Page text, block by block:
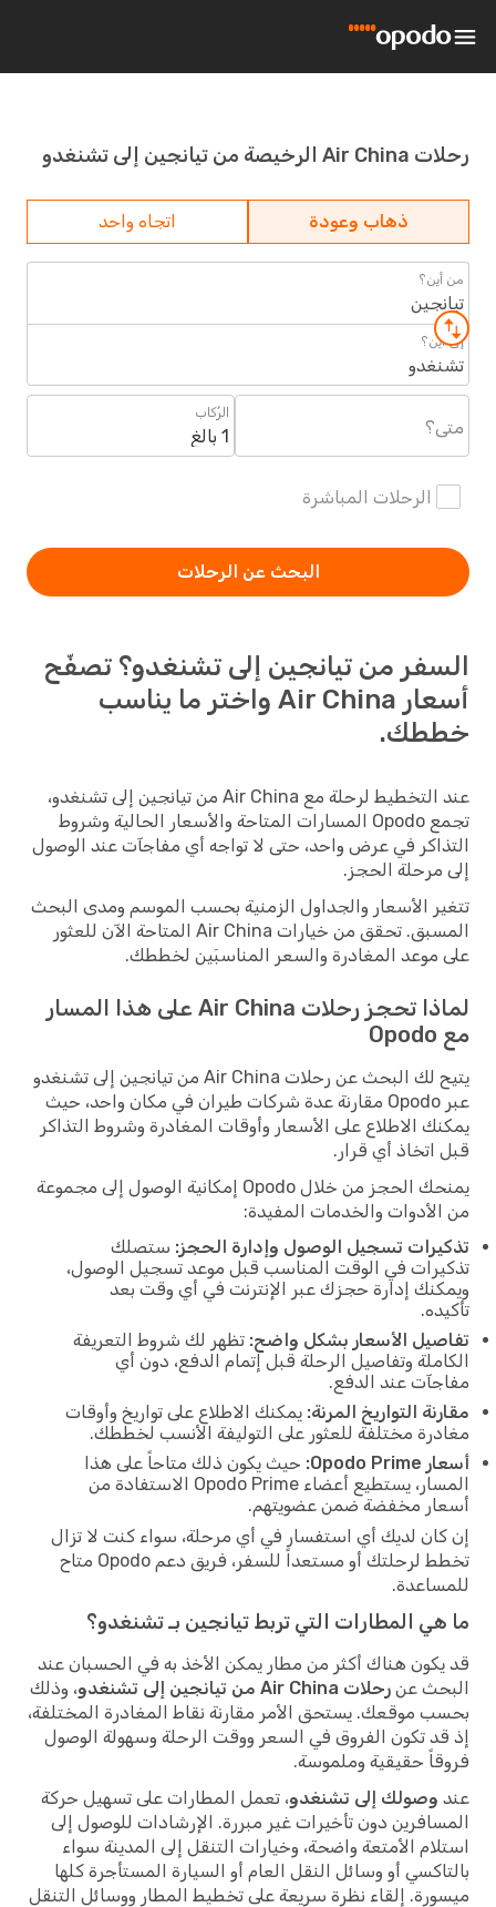
رحلات Air China الرخيصة من تيانجين إلى تشنغدو
ذهاب وعودة اتجاه واحد
من أين؟
تيانجين
إلى أين؟
تشنغدو
متى؟
الرُكاب
1 بالغ
الرحلات المباشرة
البحث عن الرحلات
السفر من تيانجين إلى تشنغدو؟ تصفّح
أسعار Air China واختر ما يناسب
خططك.
عند التخطيط لرحلة مع Air China من تيانجين إلى تشنغدو،
تجمع Opodo المسارات المتاحة والأسعار الحالية وشروط
التذاكر في عرض واحد، حتى لا تواجه أي مفاجآت عند الوصول
إلى مرحلة الحجز.
تتغير الأسعار والجداول الزمنية بحسب الموسم ومدى البحث
المسبق. تحقق من خيارات Air China المتاحة الآن للعثور
على موعد المغادرة والسعر المناسبَين لخططك.
لماذا تحجز رحلات Air China على هذا المسار
مع Opodo
يتيح لك البحث عن رحلات Air China من تيانجين إلى تشنغدو
عبر Opodo مقارنة عدة شركات طيران في مكان واحد، حيث
يمكنك الاطلاع على الأسعار وأوقات المغادرة وشروط التذاكر
قبل اتخاذ أي قرار.
يمنحك الحجز من خلال Opodo إمكانية الوصول إلى مجموعة
من الأدوات والخدمات المفيدة:
تذكيرات تسجيل الوصول وإدارة الحجز: ستصلك
تذكيرات في الوقت المناسب قبل موعد تسجيل الوصول،
ويمكنك إدارة حجزك عبر الإنترنت في أي وقت بعد
تأكيده.
تفاصيل الأسعار بشكل واضح: تظهر لك شروط التعريفة
الكاملة وتفاصيل الرحلة قبل إتمام الدفع، دون أي
مفاجآت عند الدفع.
مقارنة التواريخ المرنة: يمكنك الاطلاع على تواريخ وأوقات
مغادرة مختلفة للعثور على التوليفة الأنسب لخططك.
أسعار Opodo Prime:
حيث يكون ذلك متاحاً على هذا
المسار، يستطيع أعضاء Opodo Prime الاستفادة من
أسعار مخفضة ضمن عضويتهم.
إن كان لديك أي استفسار في أي مرحلة، سواء كنت لا تزال
تخطط لرحلتك أو مستعداً للسفر، فريق دعم Opodo متاح
للمساعدة.
ما هي المطارات التي تربط تيانجين بـ تشنغدو؟
قد يكون هناك أكثر من مطار يمكن الأخذ به في الحسبان عند
البحث عن رحلات Air China من تيانجين إلى تشنغدو
، وذلك
بحسب موقعك. يستحق الأمر مقارنة نقاط المغادرة المختلفة،
إذ قد تكون الفروق في السعر ووقت الرحلة وسهولة الوصول
فروقاً حقيقية وملموسة.
عند وصولك إلى تشنغدو، تعمل المطارات على تسهيل حركة
المسافرين دون تأخيرات غير مبررة. الإرشادات للوصول إلى
استلام الأمتعة واضحة، وخيارات التنقل إلى المدينة سواء
بالتاكسي أو وسائل النقل العام أو السيارة المستأجرة كلها
ميسورة. إلقاء نظرة سريعة على تخطيط المطار ووسائل التنقل